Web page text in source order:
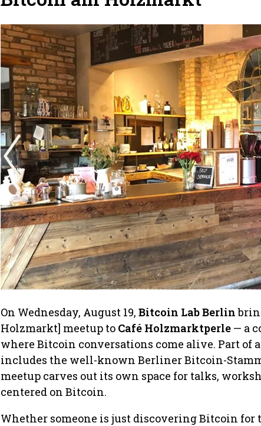
On Wednesday, August 19, Bitcoin Lab Berlin
Holzmarkt] meetup to Café Holzmarktperle — a
where Bitcoin conversations come alive. Part of
includes the well-known Berliner Bitcoin-
meetup carves out its own space for talks,
centered on Bitcoin.
Whether someone is just discovering Bitcoin for